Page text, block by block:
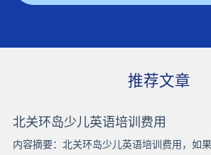
推荐文章
北关环岛少儿英语培训费用
内容摘要：北关环岛少儿英语培训费用，如